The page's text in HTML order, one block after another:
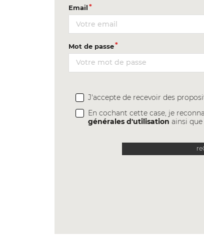
Email
Mot de passe
J'accepte de recevoir des
En cochant cette case, je
générales d'utilisation ainsi que